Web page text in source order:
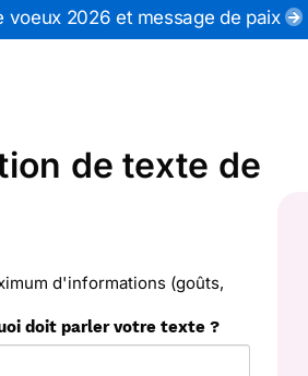
de paix qui vous
Facteur vous propose 28
voeux 2026 et message de paix
de texte de
d'informations (goûts,
doit parler votre texte ?